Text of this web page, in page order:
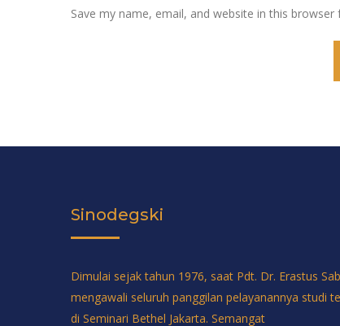
Save my name, email, and website in this
Sinodegski
Dimulai sejak tahun 1976, saat Pdt. Dr. Erastus
mengawali seluruh panggilan pelayanannya studi
di Seminari Bethel Jakarta. Semangat